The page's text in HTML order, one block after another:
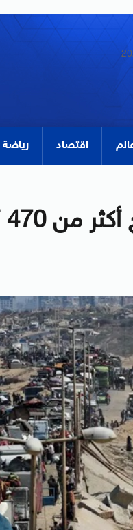
اقتصاد رياضة